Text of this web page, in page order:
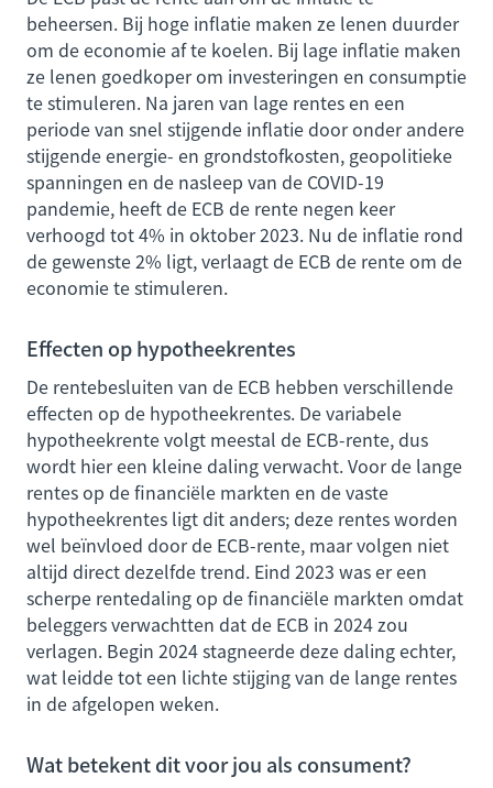
beheersen. Bij hoge inflatie maken ze lenen duurder
om de economie af te koelen. Bij lage inflatie maken
ze lenen goedkoper om investeringen en consumptie
te stimuleren. Na jaren van lage rentes en een
periode van snel stijgende inflatie door onder andere
stijgende energie- en grondstofkosten, geopolitieke
spanningen en de nasleep van de COVID-19
pandemie, heeft de ECB de rente negen keer
verhoogd tot 4% in oktober 2023. Nu de inflatie rond
de gewenste 2% ligt, verlaagt de ECB de rente om de
economie te stimuleren.
Effecten op hypotheekrentes
De rentebesluiten van de ECB hebben verschillende
effecten op de hypotheekrentes. De variabele
hypotheekrente volgt meestal de ECB-rente, dus
wordt hier een kleine daling verwacht. Voor de lange
rentes op de financiële markten en de vaste
hypotheekrentes ligt dit anders; deze rentes worden
wel beïnvloed door de ECB-rente, maar volgen niet
altijd direct dezelfde trend. Eind 2023 was er een
scherpe rentedaling op de financiële markten omdat
beleggers verwachtten dat de ECB in 2024 zou
verlagen. Begin 2024 stagneerde deze daling echter,
wat leidde tot een lichte stijging van de lange rentes
in de afgelopen weken.
Wat betekent dit voor jou als consument?